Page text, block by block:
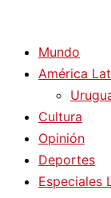
Mundo
América
Cultura
Opinión
Deportes
Especiales